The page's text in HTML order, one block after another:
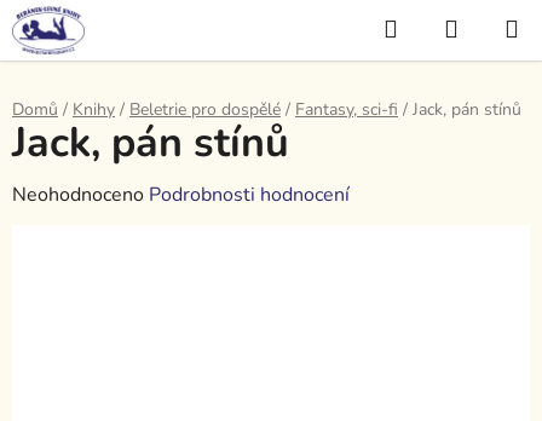
Přejít
na
obsah
Hledat
KOŠÍK
Domů / Knihy / Beletrie pro dospělé / Fantasy, sci-fi / Jack, pán stínů
Jack, pán stínů
Průměrné
Neohodnoceno Podrobnosti hodnocení